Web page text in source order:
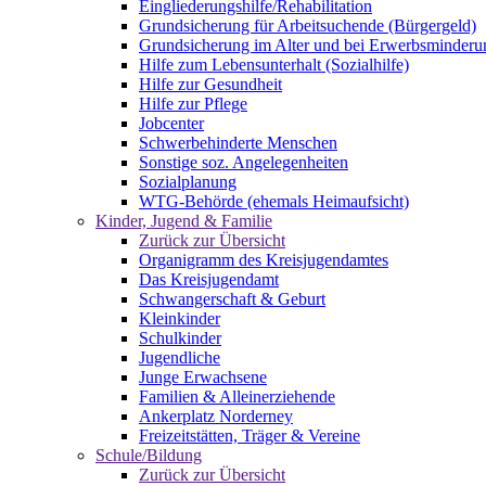
Eingliederungshilfe/Rehabilitation
Grundsicherung für Arbeitsuchende (Bürgergeld)
Grundsicherung im Alter und bei
Hilfe zum Lebensunterhalt (Sozialhilfe)
Hilfe zur Gesundheit
Hilfe zur Pflege
Jobcenter
Schwerbehinderte Menschen
Sonstige soz. Angelegenheiten
Sozialplanung
WTG-Behörde (ehemals Heimaufsicht)
Kinder, Jugend & Familie
Zurück zur Übersicht
Organigramm des Kreisjugendamtes
Das Kreisjugendamt
Schwangerschaft & Geburt
Kleinkinder
Schulkinder
Jugendliche
Junge Erwachsene
Familien & Alleinerziehende
Ankerplatz Norderney
Freizeitstätten, Träger & Vereine
Schule/Bildung
Zurück zur Übersicht